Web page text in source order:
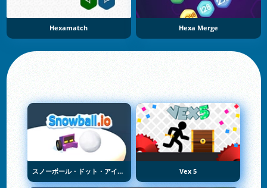
Hexamatch Hexa Merge
スノーボール・ドット・アイオー Vex 5